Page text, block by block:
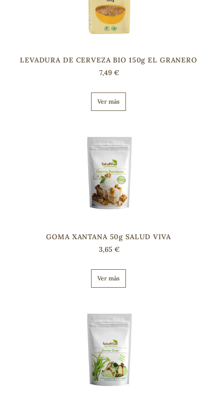
LEVADURA DE CERVEZA BIO 150g EL GRANERO
7,49 €
Ver más
GOMA XANTANA 50g SALUD VIVA
3,65 €
Ver más